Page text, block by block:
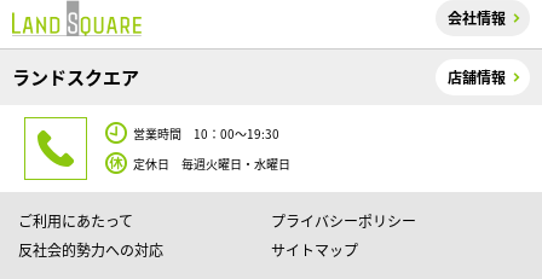
会社情報
ランドスクエア 店舗情報
営業時間 10：00～19:30
定休日 毎週火曜日・水曜日
ご利用にあたって
プライバシーポリシー
反社会的勢力への対応
サイトマップ